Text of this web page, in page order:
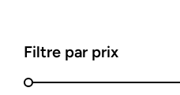
Filtre par prix